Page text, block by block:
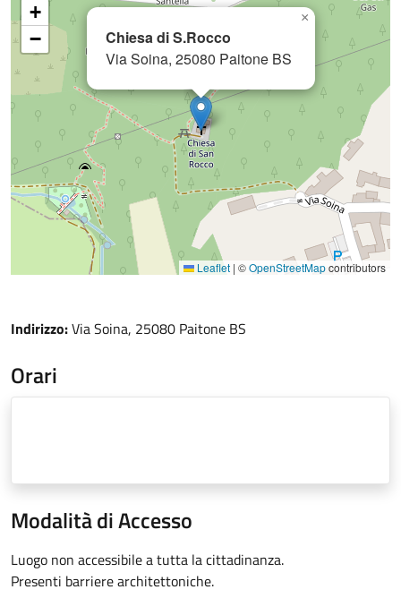
Chiesa di S.Rocco
Via Soina, 25080 Paitone BS
×
+
−
Leaflet | ©OpenStreetMapcontributors
Indirizzo:Via Soina, 25080 Paitone BS
Orari
Modalità di Accesso
Luogo non accessibile a tutta la cittadinanza.
Presenti barriere architettoniche.